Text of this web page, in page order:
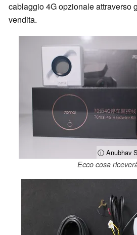
cablaggio 4G opzionale attraverso
vendita.
ⓘ Anubhav
Ecco cosa